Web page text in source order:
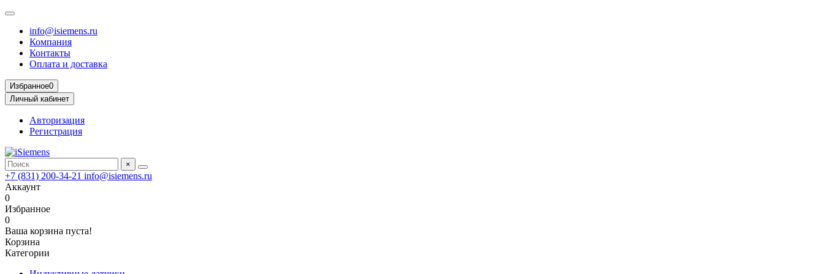
info@isiemens.ru
Компания
Контакты
Оплата и доставка
Избранное0
Личный кабинет
Авторизация
Регистрация
×
+7 (831) 200-34-21 info@isiemens.ru
Аккаунт
0
Избранное
0
Ваша корзина пуста!
Корзина
Категории